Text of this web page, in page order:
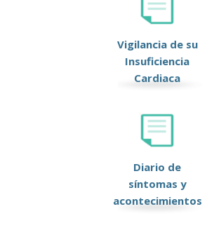
Vigilancia de su
Insuficiencia
Cardiaca
Diario de
síntomas y
acontecimientos